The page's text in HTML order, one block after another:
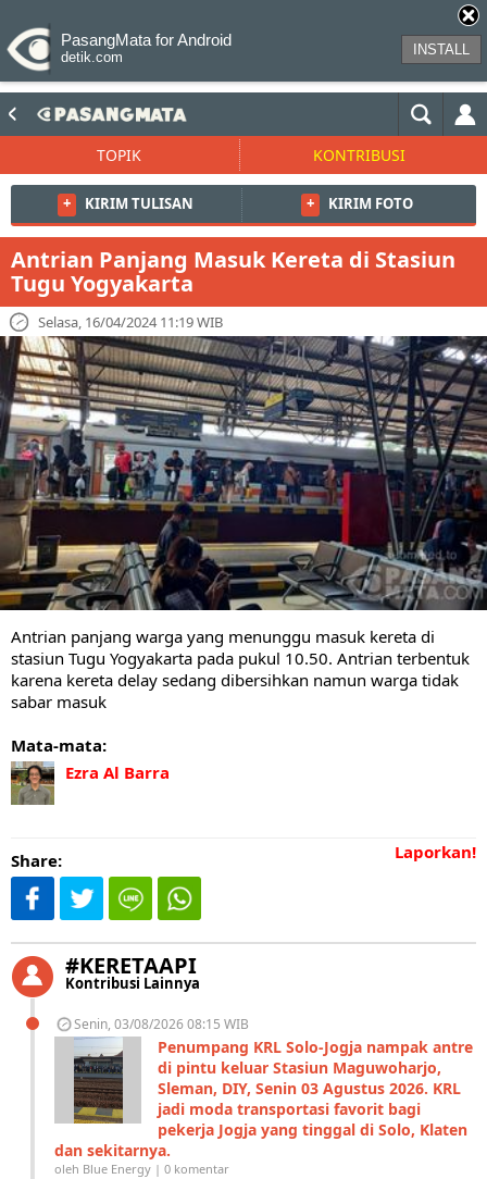
PasangMata for Android
detik.com INSTALL
TOPIK KONTRIBUSI
+ KIRIM TULISAN + KIRIM FOTO
Antrian Panjang Masuk Kereta di Stasiun
Tugu Yogyakarta
Selasa, 16/04/2024 11:19 WIB
Antrian panjang warga yang menunggu masuk kereta di
stasiun Tugu Yogyakarta pada pukul 10.50. Antrian terbentuk
karena kereta delay sedang dibersihkan namun warga tidak
sabar masuk
Mata-mata:
Ezra Al Barra
Laporkan!
Share:
#KERETAAPI
Kontribusi Lainnya
Senin, 03/08/2026 08:15 WIB
Penumpang KRL Solo-Jogja nampak antre
di pintu keluar Stasiun Maguwoharjo,
Sleman, DIY, Senin 03 Agustus 2026. KRL
jadi moda transportasi favorit bagi
pekerja Jogja yang tinggal di Solo, Klaten
dan sekitarnya.
oleh Blue Energy | 0 komentar